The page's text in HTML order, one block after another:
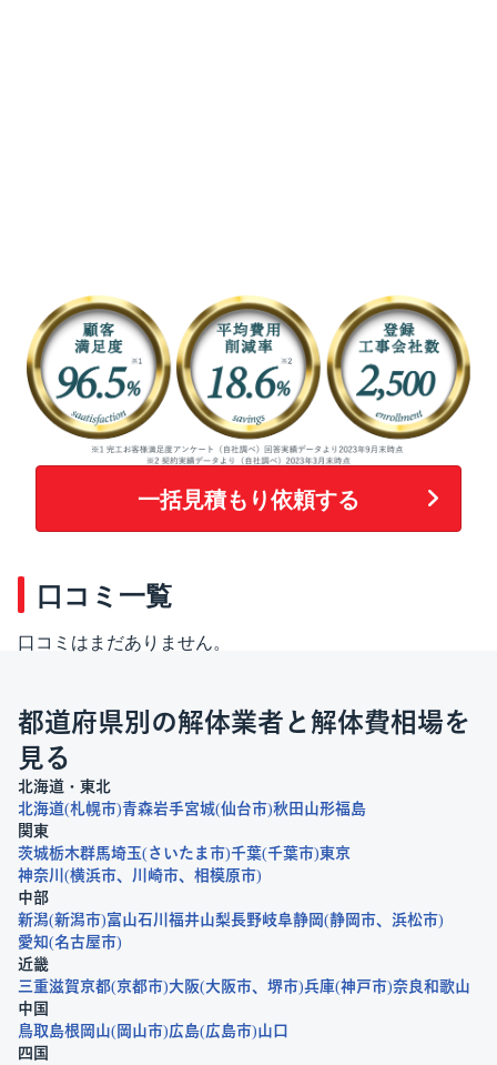
一括見積もり依頼する
口コミ一覧
口コミはまだありません。
都道府県別の解体業者と解体費相場を
見る
北海道・東北
北海道 札幌市 青森岩手宮城 仙台市 秋田 山形福島
関東
茨城栃木群馬埼玉 さいたま市 千葉 千葉市 東京
神奈川
横浜市 川崎市
相模原市
中部
新潟 新潟市 富山石川 福井山梨長野岐阜静岡 静岡市
浜松市
愛知 名古屋市
近畿
三重滋賀京都 京都市 大阪 大阪市 堺市 兵庫 神戸市 奈良和歌山
中国
鳥取 島根 岡山 岡山市 広島 広島市 山口
四国